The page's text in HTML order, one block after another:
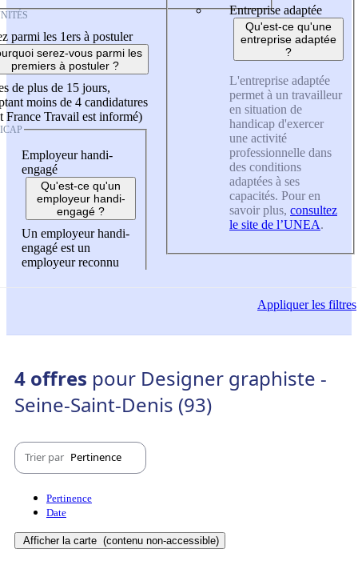
parmi les 1ers à postuler
serez-vous parmi les
premiers à postuler ?
de plus de 15 jours,
moins de 4 candidatures
France Travail est informé)
Employeur handi-
engagé
Qu'est-ce qu'un
employeur handi-
engagé ?
Un employeur handi-
engagé est un
employeur reconnu
Entreprise adaptée
Qu'est-ce qu'une
entreprise adaptée
?
L'entreprise adaptée
permet à un travailleur
en situation de
handicap d'exercer
une activité
professionnelle dans
des conditions
adaptées à ses
capacités. Pour en
savoir plus, consultez
le site de l’UNEA.
Appliquerles filtres
4 offres pour Designer graphiste -
Seine-Saint-Denis (93)
Trier par Pertinence
Pertinence
Date
Afficher la carte (contenu non-accessible)